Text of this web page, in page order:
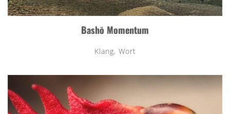
Bashō Momentum
Klang, Wort